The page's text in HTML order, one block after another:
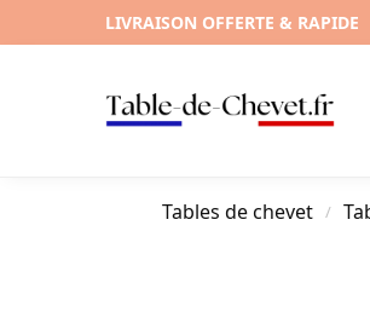
LIVRAISON OFFERTE & RAPIDE
Tables de chevet /